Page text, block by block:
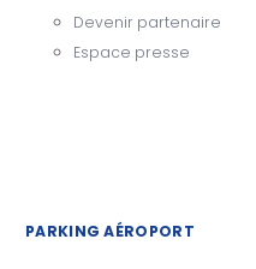
Devenir partenaire
Espace presse
PARKING AÉROPORT